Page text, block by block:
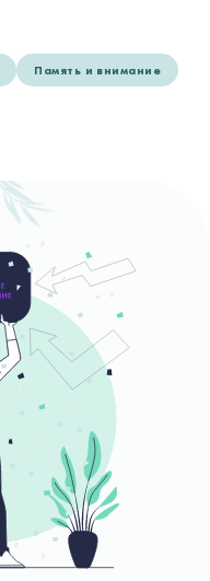
Память и внимание